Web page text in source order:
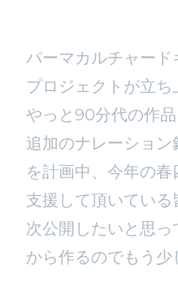
パーマカルチャー
プロジェクトが立ち
やっと90分代の作品
追加のナレーショ
を計画中、今年の
支援して頂いてい
次公開したいと思
から作るのでもう少